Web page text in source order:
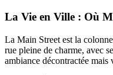
La Vie en Ville : Où
La Main Street est la
rue pleine de charme, avec
ambiance décontractée mais